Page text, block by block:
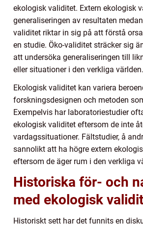
ekologisk validitet. Extern ekologisk
generaliseringen av resultaten
validitet riktar in sig på att förstå
en studie. Öko-validitet sträcker sig
att undersöka generaliseringen till
eller situationer i den verkliga världen.
Ekologisk validitet kan variera
forskningsdesignen och metoden
Exempelvis har laboratoriestudier
ekologisk validitet eftersom de inte
vardagssituationer. Fältstudier, å
sannolikt att ha högre extern
eftersom de äger rum i den verkliga
Historiska för- och
med ekologisk
Historiskt sett har det funnits en